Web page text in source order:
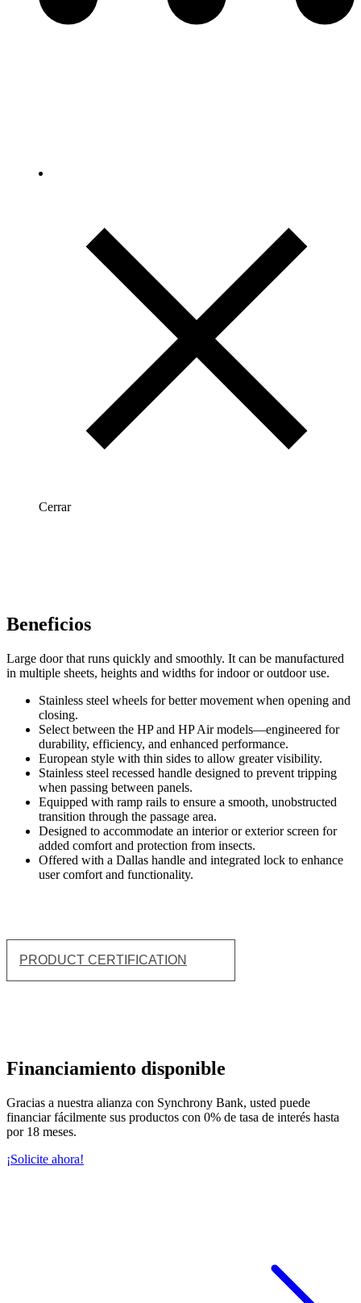
Cerrar
Beneficios
Large door that runs quickly and smoothly. It can be manufactured
in multiple sheets, heights and widths for indoor or outdoor use.
Stainless steel wheels for better movement when opening and
closing.
Select between the HP and HP Air models—engineered for
durability, efficiency, and enhanced performance.
European style with thin sides to allow greater visibility.
Stainless steel recessed handle designed to prevent tripping
when passing between panels.
Equipped with ramp rails to ensure a smooth, unobstructed
transition through the passage area.
Designed to accommodate an interior or exterior screen for
added comfort and protection from insects.
Offered with a Dallas handle and integrated lock to enhance
user comfort and functionality.
PRODUCT CERTIFICATION
Financiamiento disponible
Gracias a nuestra alianza con Synchrony Bank, usted puede
financiar fácilmente sus productos con 0% de tasa de interés hasta
por 18 meses.
¡Solicite ahora!